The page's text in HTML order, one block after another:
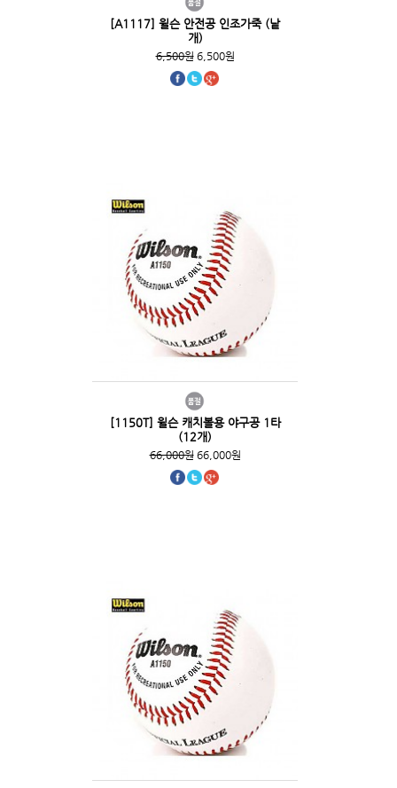
[A1117] 윌슨 안전공 인조가죽 (낱
개)
6,500원6,500원
[1150T] 윌슨 캐치볼용 야구공 1타
(12개)
66,000원66,000원